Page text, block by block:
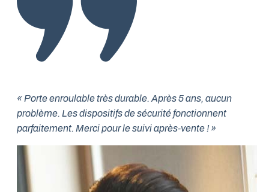
« Porte enroulable très durable. Après 5 ans, aucun
problème. Les dispositifs de sécurité fonctionnent
parfaitement. Merci pour le suivi après-vente ! »